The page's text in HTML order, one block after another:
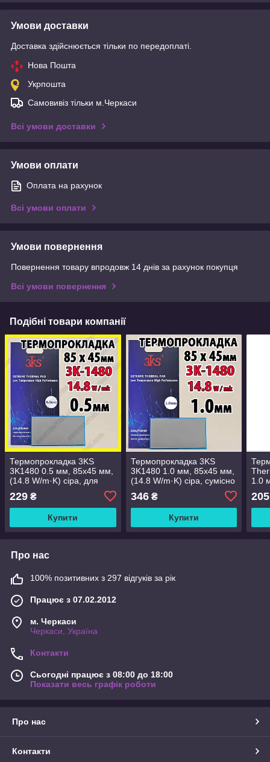
Умови доставки
Доставка здійснюється тільки по передоплаті.
Нова Пошта
Укрпошта
Самовивіз тільки м.Черкаси
Всі умови доставки
Умови оплати
Оплата на рахунок
Всі умови оплати
Умови повернення
Повернення товару впродовж 14 днів за рахунок покупця
Всі умови повернення
Подібні товари компанії
Термопрокладка 3KS
3K1480 0.5 мм, 85x45 мм,
(14.8 W/m·K) сіра, для
ігрових ноутбуків
229 ₴
Купити
Термопрокладка 3KS
3K1480 1.0 мм, 85x45 мм,
(14.8 W/m·K) сіра, сумісно
з RTX 3080/3090/4090 та
ноутбуками
346₴
Купити
1.0
205
Про нас
100% позитивних з 297 відгуків за рік
Працює з 07.02.2012
м. Черкаси
Черкаси, Україна
Контакти
Сьогодні працює з 08:00 до 18:00
Показати весь графік роботи
Про нас
Контакти